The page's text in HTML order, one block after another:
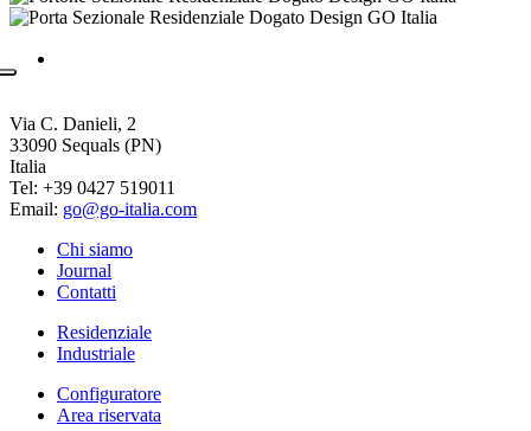
Via C. Danieli, 2
33090 Sequals (PN)
Italia
Tel: +39 0427 519011
Email: go@go-italia.com
Chi siamo
Journal
Contatti
Residenziale
Industriale
Configuratore
Area riservata